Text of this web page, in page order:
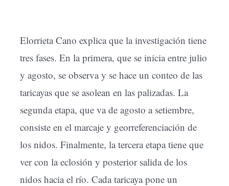
Elorrieta Cano explica que la investigación tiene
tres fases. En la primera, que se inicia entre julio
y agosto, se observa y se hace un conteo de las
taricayas que se asolean en las palizadas. La
segunda etapa, que va de agosto a setiembre,
consiste en el marcaje y georreferenciación de
los nidos. Finalmente, la tercera etapa tiene que
ver con la eclosión y posterior salida de los
nidos hacia el río. Cada taricaya pone un